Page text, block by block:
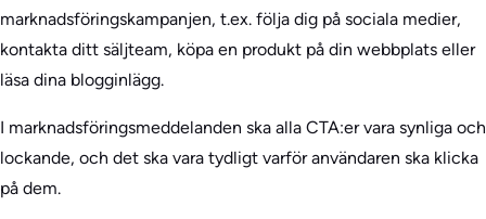
marknadsföringskampanjen, t.ex. följa dig på sociala medier,
kontakta ditt säljteam, köpa en produkt på din webbplats eller
läsa dina blogginlägg.
I marknadsföringsmeddelanden ska alla CTA:er vara synliga och
lockande, och det ska vara tydligt varför användaren ska klicka
på dem.